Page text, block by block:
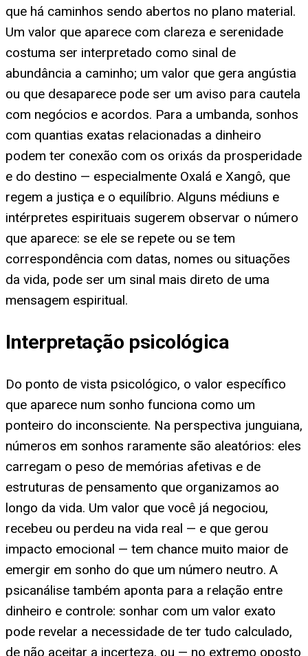
que há caminhos sendo abertos no plano material.
Um valor que aparece com clareza e serenidade
costuma ser interpretado como sinal de
abundância a caminho; um valor que gera angústia
ou que desaparece pode ser um aviso para cautela
com negócios e acordos. Para a umbanda, sonhos
com quantias exatas relacionadas a dinheiro
podem ter conexão com os orixás da prosperidade
e do destino — especialmente Oxalá e Xangô, que
regem a justiça e o equilíbrio. Alguns médiuns e
intérpretes espirituais sugerem observar o número
que aparece: se ele se repete ou se tem
correspondência com datas, nomes ou situações
da vida, pode ser um sinal mais direto de uma
mensagem espiritual.
Interpretação psicológica
Do ponto de vista psicológico, o valor específico
que aparece num sonho funciona como um
ponteiro do inconsciente. Na perspectiva junguiana,
números em sonhos raramente são aleatórios: eles
carregam o peso de memórias afetivas e de
estruturas de pensamento que organizamos ao
longo da vida. Um valor que você já negociou,
recebeu ou perdeu na vida real — e que gerou
impacto emocional — tem chance muito maior de
emergir em sonho do que um número neutro. A
psicanálise também aponta para a relação entre
dinheiro e controle: sonhar com um valor exato
pode revelar a necessidade de ter tudo calculado,
de não aceitar a incerteza, ou — no extremo oposto